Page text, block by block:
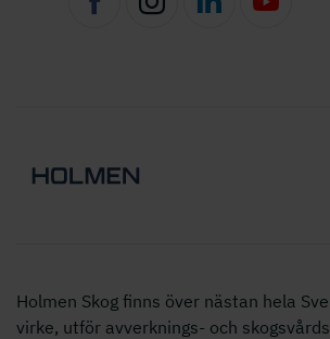
Holmen Skog finns över nästan hela
virke, utför avverknings- och